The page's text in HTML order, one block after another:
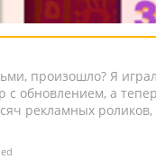
произошло? Я
с обновлением, а
рекламных